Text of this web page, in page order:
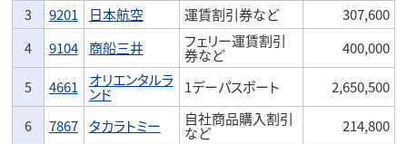
3
9201 日本航空 運賃割引券など
307,600
4
9104 商船三井 フェリー運賃割引
券など 400,000
5 4661 オリエンタルラ
ンド 1デーパスポート 2,650,500
6 7867 タカラトミー 自社商品購入割引
など
214,800